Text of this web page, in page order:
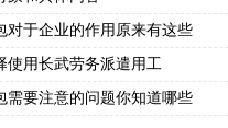
对于企业的作用原来有这些
使用长武劳务派遣用工
需要注意的问题你知道哪些